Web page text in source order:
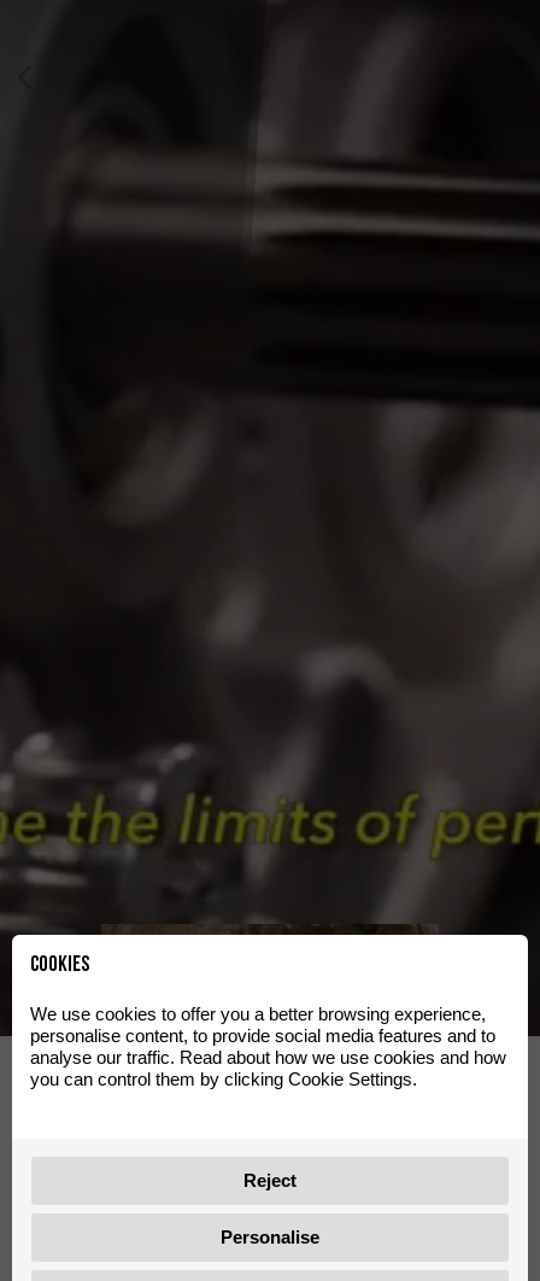
Off-Road
Cookies
We use cookies to offer you a better browsing experience,
personalise content, to provide social media features and to
analyse our traffic. Read about how we use cookies and how
you can control them by clicking Cookie Settings.
Reject
Personalise